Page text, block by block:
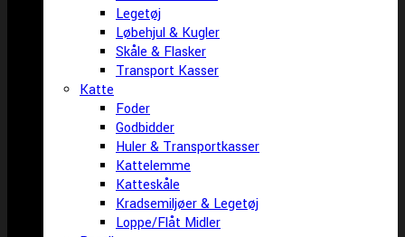
Legetøj
Løbehjul & Kugler
Skåle & Flasker
Transport Kasser
Katte
Foder
Godbidder
Huler & Transportkasser
Kattelemme
Katteskåle
Kradsemiljøer & Legetøj
Loppe/Flåt Midler